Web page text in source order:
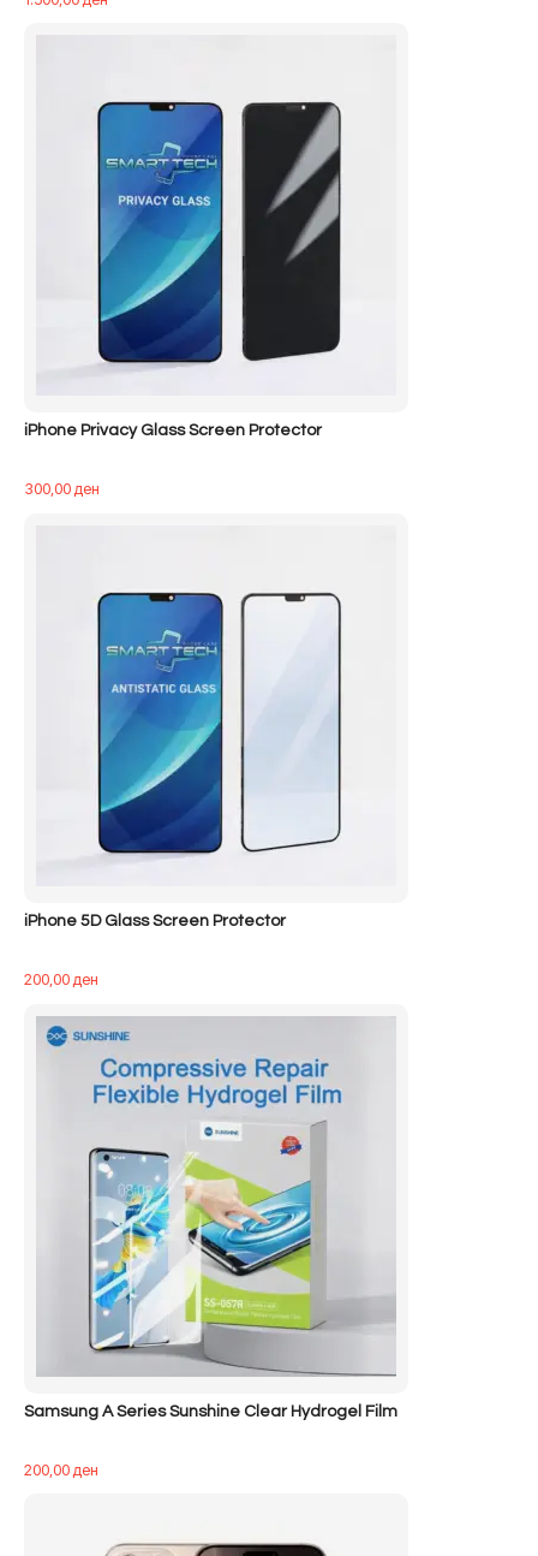
iPhone Privacy Glass Screen Protector
300,00ден
iPhone 5D Glass Screen Protector
200,00ден
Samsung A Series Sunshine Clear Hydrogel Film
200,00ден